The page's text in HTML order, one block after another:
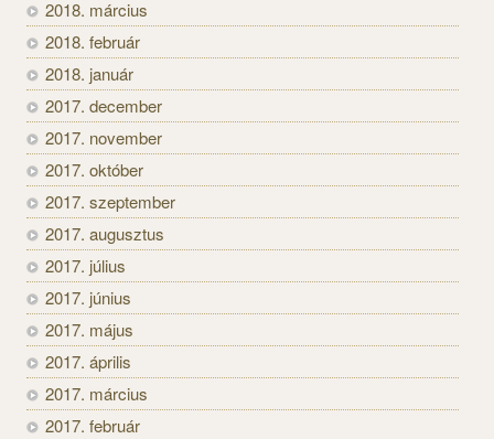
2018. március
2018. február
2018. január
2017. december
2017. november
2017. október
2017. szeptember
2017. augusztus
2017. július
2017. június
2017. május
2017. április
2017. március
2017. február